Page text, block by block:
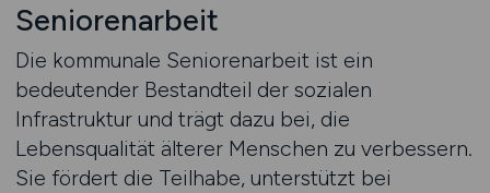
Seniorenarbeit
Die kommunale Seniorenarbeit ist ein
bedeutender Bestandteil der sozialen
Infrastruktur und trägt dazu bei, die
Lebensqualität älterer Menschen zu verbessern.
Sie fördert die Teilhabe, unterstützt bei